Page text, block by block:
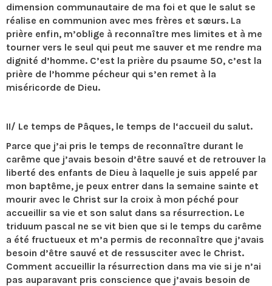
dimension communautaire de ma foi et que le salut se
réalise en communion avec mes frères et sœurs. La
prière enfin, m’oblige à reconnaître mes limites et à me
tourner vers le seul qui peut me sauver et me rendre ma
dignité d’homme. C’est la prière du psaume 50, c’est la
prière de l’homme pécheur qui s’en remet à la
miséricorde de Dieu.
II/ Le temps de Pâques, le temps de l‘accueil du salut.
Parce que j’ai pris le temps de reconnaître durant le
carême que j’avais besoin d’être sauvé et de retrouver la
liberté des enfants de Dieu à laquelle je suis appelé par
mon baptême, je peux entrer dans la semaine sainte et
mourir avec le Christ sur la croix à mon péché pour
accueillir sa vie et son salut dans sa résurrection. Le
triduum pascal ne se vit bien que si le temps du carême
a été fructueux et m’a permis de reconnaître que j’avais
besoin d’être sauvé et de ressusciter avec le Christ.
Comment accueillir la résurrection dans ma vie si je n’ai
pas auparavant pris conscience que j’avais besoin de